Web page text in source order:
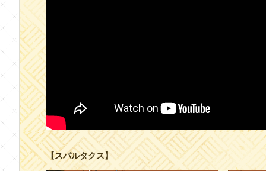
【スパルタクス】